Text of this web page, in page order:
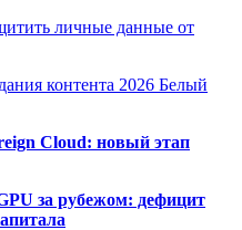
личные данные от
контента 2026 Белый
Cloud: новый этап
за рубежом: дефицит